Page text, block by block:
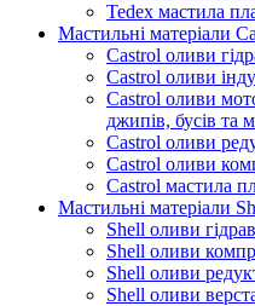
Tedex мастила
Мастильні матеріали
Castrol оливи
Castrol оливи
Castrol оливи
джипів, бусів та
Castrol оливи
Castrol оливи
Castrol мастила
Мастильні матеріали
Shell оливи
Shell оливи
Shell оливи
Shell оливи